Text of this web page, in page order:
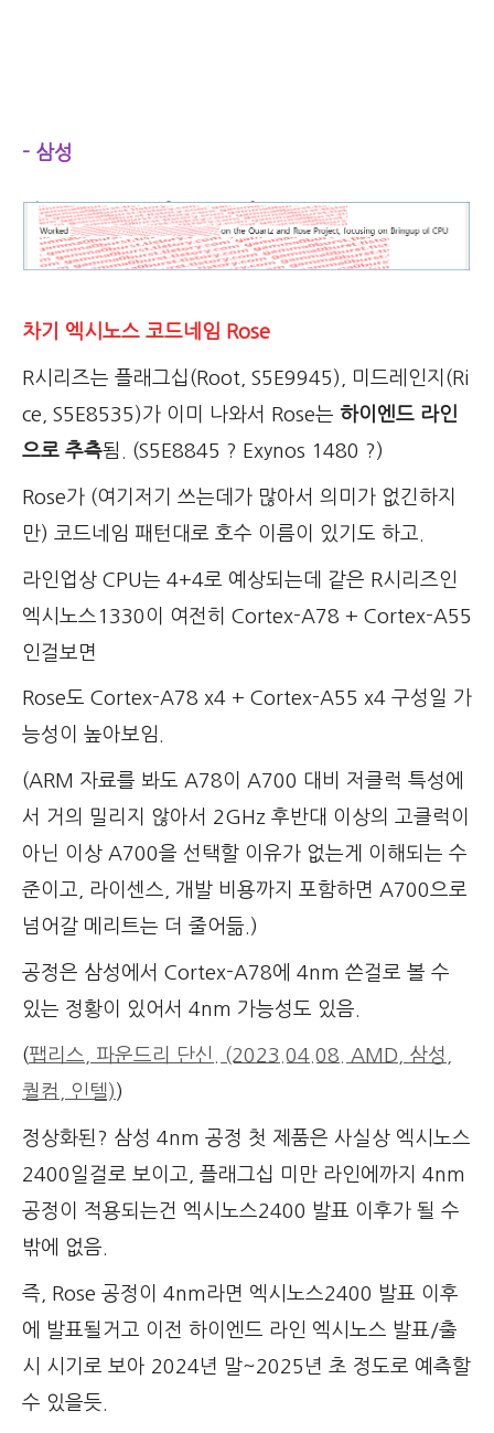
- 삼성
차기 엑시노스 코드네임 Rose
R시리즈는 플래그십(Root, S5E9945), 미드레인지(Ri
ce, S5E8535)가 이미 나와서 Rose는 하이엔드 라인
으로 추측됨. (S5E8845 ? Exynos 1480 ?)
Rose가 (여기저기 쓰는데가 많아서 의미가 없긴하지
만) 코드네임 패턴대로 호수 이름이 있기도 하고.
라인업상 CPU는 4+4로 예상되는데 같은 R시리즈인
엑시노스1330이 여전히 Cortex-A78 + Cortex-A55
인걸보면
Rose도 Cortex-A78 x4 + Cortex-A55 x4 구성일 가
능성이 높아보임.
(ARM 자료를 봐도 A78이 A700 대비 저클럭 특성에
서 거의 밀리지 않아서 2GHz 후반대 이상의 고클럭이
아닌 이상 A700을 선택할 이유가 없는게 이해되는 수
준이고, 라이센스, 개발 비용까지 포함하면 A700으로
넘어갈 메리트는 더 줄어듦.)
공정은 삼성에서 Cortex-A78에 4nm 쓴걸로 볼 수
있는 정황이 있어서 4nm 가능성도 있음.
(팹리스, 파운드리 단신. (2023.04.08. AMD, 삼성,
퀄컴, 인텔) )
정상화된? 삼성 4nm 공정 첫 제품은 사실상 엑시노스
2400일걸로 보이고, 플래그십 미만 라인에까지 4nm
공정이 적용되는건 엑시노스2400 발표 이후가 될 수
밖에 없음.
즉, Rose 공정이 4nm라면 엑시노스2400 발표 이후
에 발표될거고 이전 하이엔드 라인 엑시노스 발표/출
시 시기로 보아 2024년 말~2025년 초 정도로 예측할
수 있을듯.